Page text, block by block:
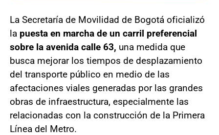
La Secretaría de Movilidad de Bogotá oficializó
la puesta en marcha de un carril preferencial
sobre la avenida calle 63, una medida que
busca mejorar los tiempos de desplazamiento
del transporte público en medio de las
afectaciones viales generadas por las grandes
obras de infraestructura, especialmente las
relacionadas con la construcción de la Primera
Línea del Metro.